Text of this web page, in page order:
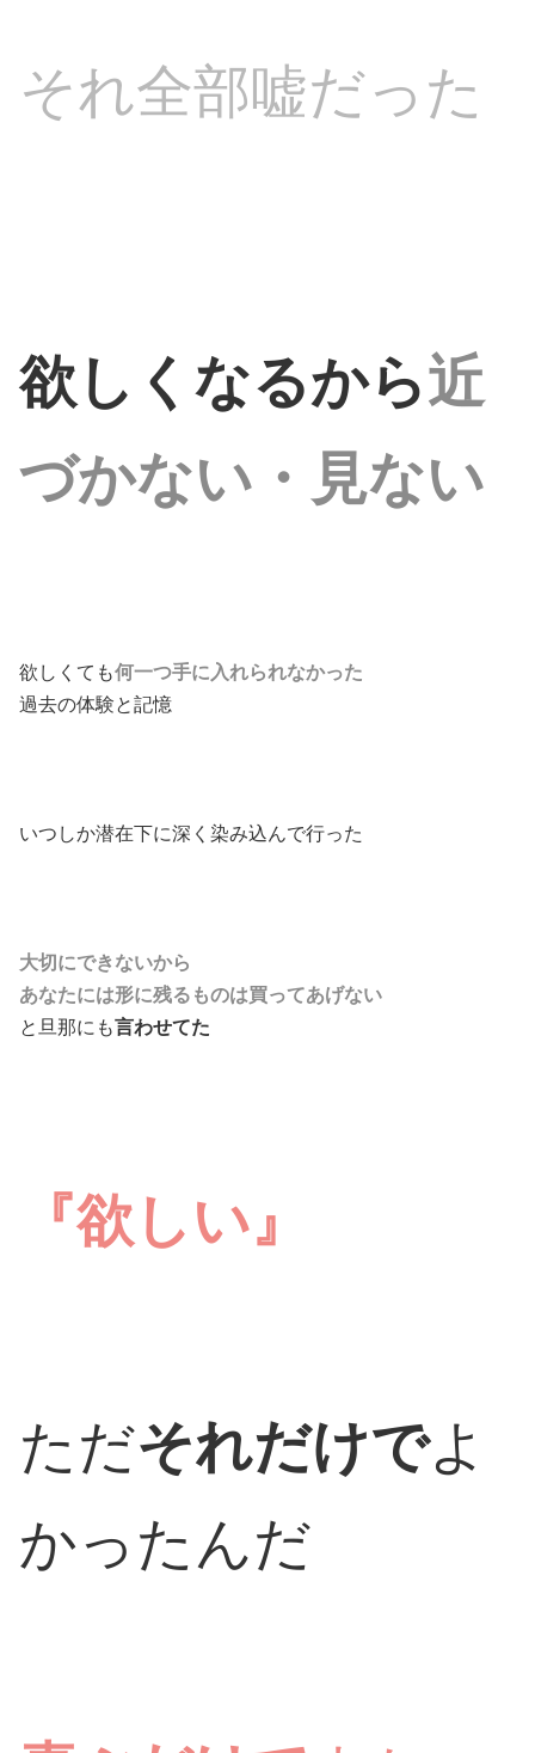
それ全部嘘だった
欲しくなるから近
づかない・見ない
欲しくても何一つ手に入れられなかった
過去の体験と記憶
いつしか潜在下に深く染み込んで行った
大切にできないから
あなたには形に残るものは買ってあげない
と旦那にも言わせてた
『欲しい』
ただそれだけでよ
かったんだ